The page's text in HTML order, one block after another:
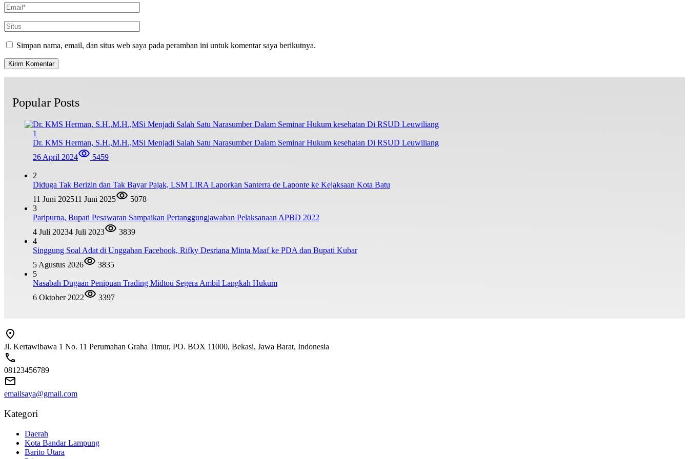
Simpan nama, email, dan situs web saya pada peramban ini untuk komentar saya berikutnya.
Popular Posts
1
Dr. KMS Herman, S.H.,M.H.,MSi Menjadi Salah Satu Narasumber Dalam Seminar Hukum kesehatan Di RSUD Leuwiliang
26 April 2024
5459
2
Diduga Tak Berizin dan Tak Bayar Pajak, LSM LIRA Laporkan Santerra de Laponte ke Kejaksaan Kota Batu
11 Juni 202511 Juni 2025
5078
3
Paripurna, Bupati Pesawaran Sampaikan Pertanggungjawaban Pelaksanaan APBD 2022
4 Juli 20234 Juli 2023
3839
4
Singgung Soal Adat di Unggahan Facebook, Rifky Desriana Minta Maaf ke PDA dan Bupati Kubar
5 Agustus 2026
3835
5
Nasabah Dugaan Penipuan Trading Midtou Segera Ambil Langkah Hukum
6 Oktober 2022
3397
Jl. Kertawibawa 1 No. 11 Perumahan Graha Timur, PO. BOX 11000, Bekasi, Jawa Barat, Indonesia
08123456789
emailsaya@gmail.com
Kategori
Daerah
Kota Bandar Lampung
Barito Utara